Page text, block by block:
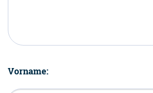
Vorname: